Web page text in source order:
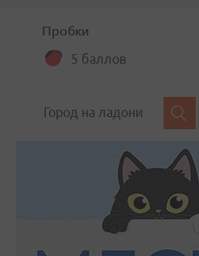
Пробки
5 баллов
Город на ладони